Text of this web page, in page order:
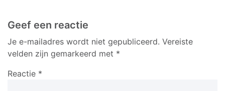
Geef een reactie
Je e-mailadres wordt niet gepubliceerd. Vereiste
velden zijn gemarkeerd met *
Reactie *